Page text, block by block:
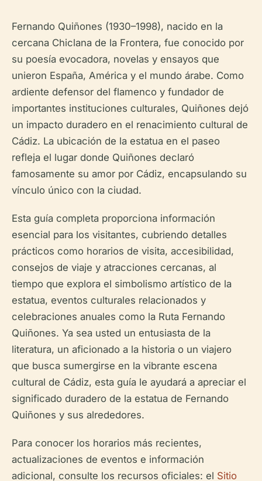
Fernando Quiñones (1930–1998), nacido en la
cercana Chiclana de la Frontera, fue conocido por
su poesía evocadora, novelas y ensayos que
unieron España, América y el mundo árabe. Como
ardiente defensor del flamenco y fundador de
importantes instituciones culturales, Quiñones dejó
un impacto duradero en el renacimiento cultural de
Cádiz. La ubicación de la estatua en el paseo
refleja el lugar donde Quiñones declaró
famosamente su amor por Cádiz, encapsulando su
vínculo único con la ciudad.
Esta guía completa proporciona información
esencial para los visitantes, cubriendo detalles
prácticos como horarios de visita, accesibilidad,
consejos de viaje y atracciones cercanas, al
tiempo que explora el simbolismo artístico de la
estatua, eventos culturales relacionados y
celebraciones anuales como la Ruta Fernando
Quiñones. Ya sea usted un entusiasta de la
literatura, un aficionado a la historia o un viajero
que busca sumergirse en la vibrante escena
cultural de Cádiz, esta guía le ayudará a apreciar el
significado duradero de la estatua de Fernando
Quiñones y sus alrededores.
Para conocer los horarios más recientes,
actualizaciones de eventos e información
adicional, consulte los recursos oficiales: el Sitio